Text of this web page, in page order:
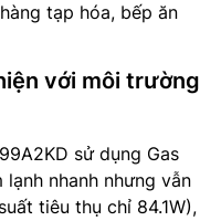
tạp hóa, bếp ăn
với môi trường
sử dụng Gas
nhanh nhưng vẫn
tiêu thụ chỉ 84.1W),